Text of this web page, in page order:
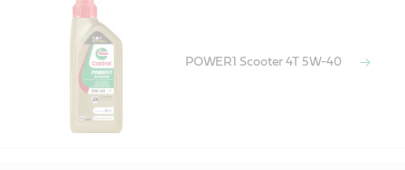
POWER1 Scooter 4T 5W-40